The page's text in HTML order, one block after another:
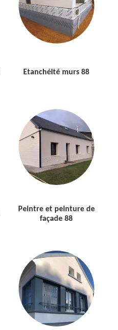
Etanchéité murs 88
Peintre et peinture de
façade 88